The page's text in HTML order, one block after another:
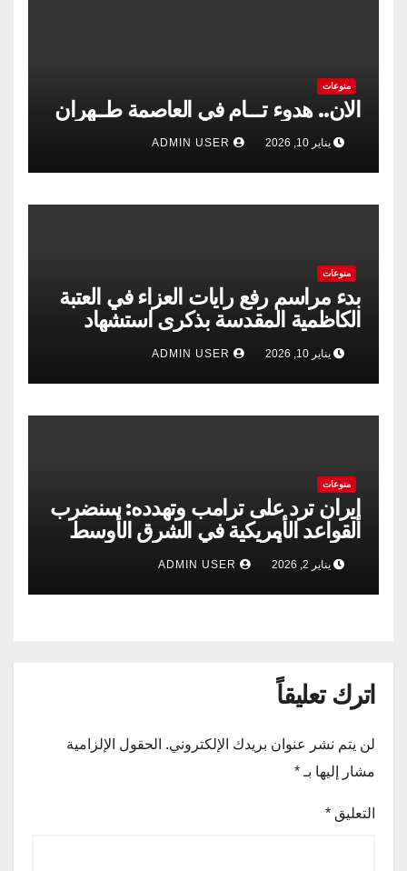
منوعات
الان.. هدوء تـــام في العاصمة طــهران
يناير 10, 2026
منوعات
بدء مراسم رفع رايات العزاء في العتبة
الكاظمية المقدسة بذكرى استشهاد
الإمام الكاظم”عليه السلام”
يناير 10, 2026
منوعات
إيران ترد على ترامب وتهدده: سنضرب
القواعد الأمريكية في الشرق الأوسط
إذا حدثت أي مغامرة
يناير 2, 2026
اترك تعليقاً
لن يتم نشر عنوان بريدك الإلكتروني. الحقول الإلزامية
مشار إليها بـ *
التعليق *